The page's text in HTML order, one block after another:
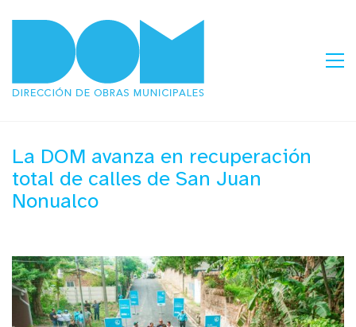
La DOM avanza en recuperación
total de calles de San Juan
Nonualco